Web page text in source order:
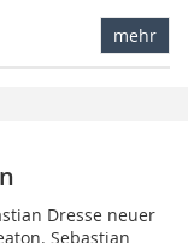
mehr
Dresse neuer
Sebastian